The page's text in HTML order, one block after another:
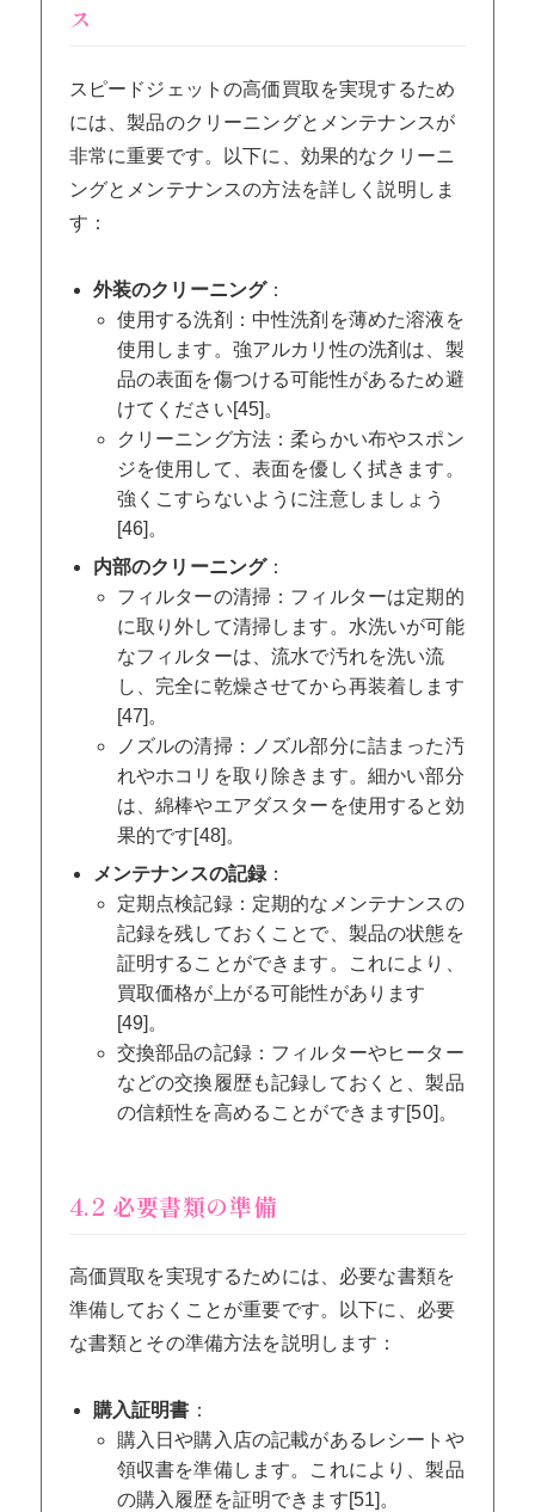
ス
スピードジェットの高価買取を実現するため
には、製品のクリーニングとメンテナンスが
非常に重要です。以下に、効果的なクリーニ
ングとメンテナンスの方法を詳しく説明しま
す：
外装のクリーニング：
使用する洗剤：中性洗剤を薄めた溶液を
使用します。強アルカリ性の洗剤は、製
品の表面を傷つける可能性があるため避
けてください[45]。
クリーニング方法：柔らかい布やスポン
ジを使用して、表面を優しく拭きます。
強くこすらないように注意しましょう
[46]。
内部のクリーニング：
フィルターの清掃：フィルターは定期的
に取り外して清掃します。水洗いが可能
なフィルターは、流水で汚れを洗い流
し、完全に乾燥させてから再装着します
[47]。
ノズルの清掃：ノズル部分に詰まった汚
れやホコリを取り除きます。細かい部分
は、綿棒やエアダスターを使用すると効
果的です[48]。
メンテナンスの記録 ：
定期点検記録：定期的なメンテナンスの
記録を残しておくことで、製品の状態を
証明することができます。これにより、
買取価格が上がる可能性があります
[49]。
交換部品の記録：フィルターやヒーター
などの交換履歴も記録しておくと、製品
の信頼性を高めることができます[50]。
4.2 必要書類の準備
高価買取を実現するためには、必要な書類を
準備しておくことが重要です。以下に、必要
な書類とその準備方法を説明します：
購入証明書 ：
購入日や購入店の記載があるレシートや
領収書を準備します。これにより、製品
の購入履歴を証明できます[51]。